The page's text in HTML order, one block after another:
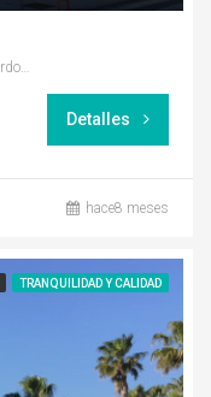
Detalles
hace8 meses
TRANQUILIDAD Y CALIDAD